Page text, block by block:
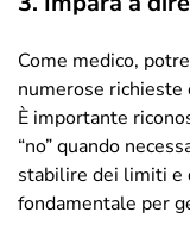
Come medico,
numerose
È importante
“no” quando
stabilire dei limiti e
fondamentale per